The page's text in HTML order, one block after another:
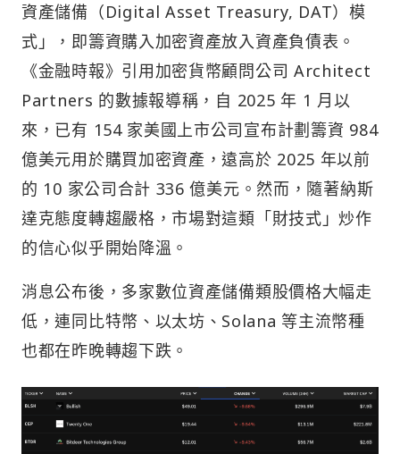
資產儲備（Digital Asset Treasury, DAT）模
式」，即籌資購入加密資產放入資產負債表。
《金融時報》引用加密貨幣顧問公司 Architect
Partners 的數據報導稱，自 2025 年 1 月以
來，已有 154 家美國上市公司宣布計劃籌資 984
億美元用於購買加密資產，遠高於 2025 年以前
的 10 家公司合計 336 億美元。然而，隨著納斯
達克態度轉趨嚴格，市場對這類「財技式」炒作
的信心似乎開始降溫。
消息公布後，多家數位資產儲備類股價格大幅走
低，連同比特幣、以太坊、Solana 等主流幣種
也都在昨晚轉趨下跌。